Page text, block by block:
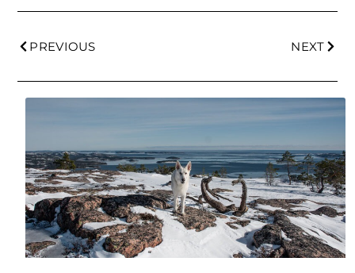
PREVIOUS NEXT